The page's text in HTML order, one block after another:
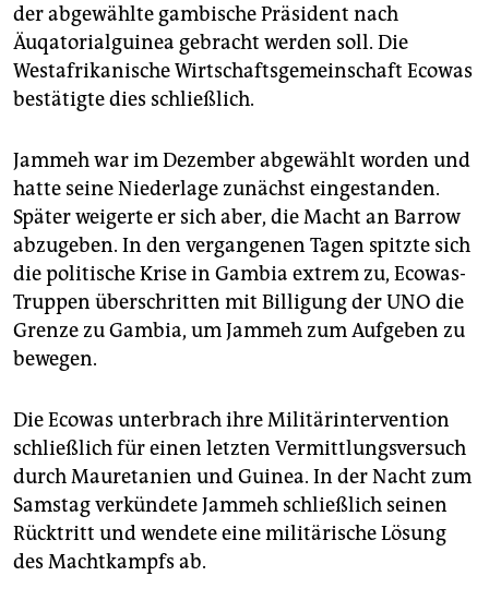
der abgewählte gambische Präsident nach
Äuqatorialguinea gebracht werden soll. Die
Westafrikanische Wirtschaftsgemeinschaft Ecowas
bestätigte dies schließlich.
Jammeh war im Dezember abgewählt worden und
hatte seine Niederlage zunächst eingestanden.
Später weigerte er sich aber, die Macht an Barrow
abzugeben. In den vergangenen Tagen spitzte sich
die politische Krise in Gambia extrem zu, Ecowas-
Truppen überschritten mit Billigung der UNO die
Grenze zu Gambia, um Jammeh zum Aufgeben zu
bewegen.
Die Ecowas unterbrach ihre Militärintervention
schließlich für einen letzten Vermittlungsversuch
durch Mauretanien und Guinea. In der Nacht zum
Samstag verkündete Jammeh schließlich seinen
Rücktritt und wendete eine militärische Lösung
des Machtkampfs ab.